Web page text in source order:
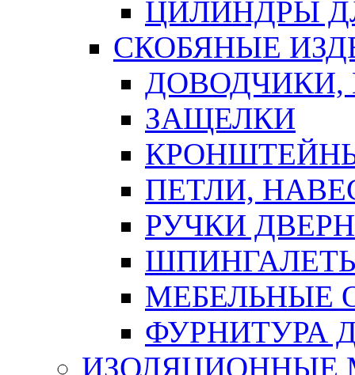
ЦИЛИНДРЫ
СКОБЯНЫЕ
ЗАЩЕЛКИ
ПЕТЛИ,
РУЧКИ
МЕБЕЛЬНЫЕ
ФУРНИТУРА
ИЗОЛЯЦИОННЫЕ